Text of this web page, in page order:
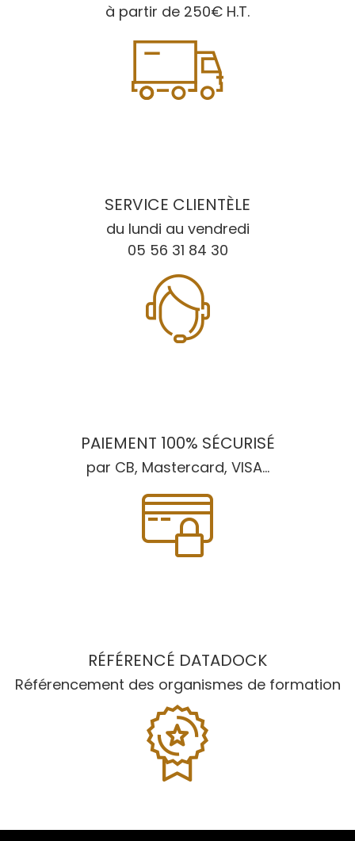
à partir de 250€ H.T.
SERVICE CLIENTÈLE
du lundi au vendredi
05 56 31 84 30
PAIEMENT 100% SÉCURISÉ
par CB, Mastercard, VISA...
RÉFÉRENCÉ DATADOCK
Référencement des organismes de formation